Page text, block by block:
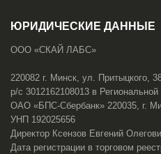
ЮРИДИЧЕСКИЕ ДАННЫЕ
ООО «СКАЙ ЛАБС»
220082 г. Минск, ул. Притыцкого,
р/с 3012162108013 в
ОАО «БПС-Сбербанк» 220035, г.
УНП 192025656
Директор Ксензов Евгений
Дата регистрации в торговом